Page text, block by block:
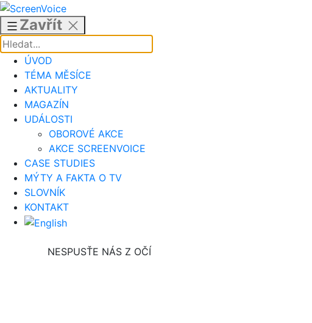
Přejít
obsahu
Zavřít
ÚVOD
TÉMA MĚSÍCE
AKTUALITY
MAGAZÍN
UDÁLOSTI
OBOROVÉ AKCE
AKCE SCREENVOICE
CASE STUDIES
MÝTY A FAKTA O TV
SLOVNÍK
KONTAKT
NESPUSŤE NÁS Z OČÍ